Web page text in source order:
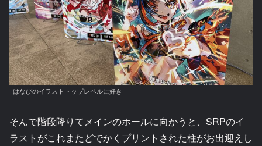
はなびのイラストトップレベルに好き
そんで階段降りてメインのホールに向かうと、SRPのイ
ラストがこれまたどでかくプリントされた柱がお出迎えし